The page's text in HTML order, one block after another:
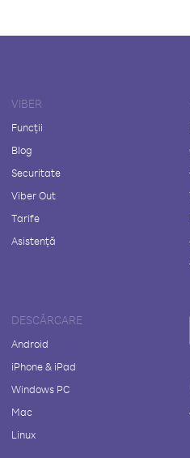
VIBER
Funcții
Blog
Securitate
Viber Out
Tarife
Asistență
DESCĂRCARE
Android
iPhone & iPad
Windows PC
Mac
Linux